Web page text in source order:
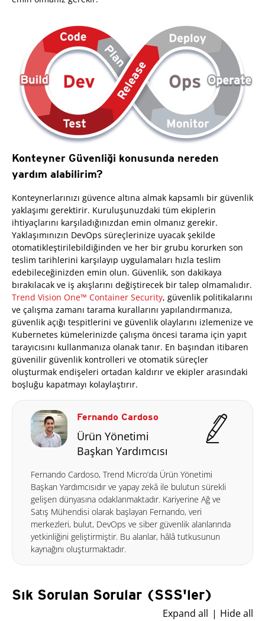
Konteyner Güvenliği konusunda nereden
yardım alabilirim?
Konteynerlarınızı güvence altına almak kapsamlı bir güvenlik
yaklaşımı gerektirir. Kuruluşunuzdaki tüm ekiplerin
ihtiyaçlarını karşıladığınızdan emin olmanız gerekir.
Yaklaşımınızın DevOps süreçlerinize uyacak şekilde
otomatikleştirilebildiğinden ve her bir grubu korurken son
teslim tarihlerini karşılayıp uygulamaları hızla teslim
edebileceğinizden emin olun. Güvenlik, son dakikaya
bırakılacak ve iş akışlarını değiştirecek bir talep olmamalıdır.
Trend Vision One™ Container Security, güvenlik politikalarını
ve çalışma zamanı tarama kurallarını yapılandırmanıza,
güvenlik açığı tespitlerini ve güvenlik olaylarını izlemenize ve
Kubernetes kümelerinizde çalışma öncesi tarama için yapıt
tarayıcısını kullanmanıza olanak tanır. En başından itibaren
güvenilir güvenlik kontrolleri ve otomatik süreçler
oluşturmak endişeleri ortadan kaldırır ve ekipler arasındaki
boşluğu kapatmayı kolaylaştırır.
Fernando Cardoso
Ürün Yönetimi
Başkan Yardımcısı
Fernando Cardoso, Trend Micro’da Ürün Yönetimi
Başkan Yardımcısıdır ve yapay zekâ ile bulutun sürekli
gelişen dünyasına odaklanmaktadır. Kariyerine Ağ ve
Satış Mühendisi olarak başlayan Fernando, veri
merkezleri, bulut, DevOps ve siber güvenlik alanlarında
yetkinliğini geliştirmiştir. Bu alanlar, hâlâ tutkusunun
kaynağını oluşturmaktadır.
Sık Sorulan Sorular (SSS'ler)
Expand all Hide all